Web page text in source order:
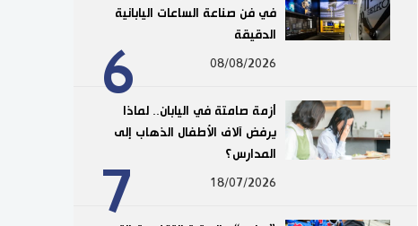
6
في فن صناعة الساعات اليابانية
الدقيقة
08/08/2026
7
أزمة صامتة في اليابان.. لماذا
يرفض آلاف الأطفال الذهاب إلى
المدارس؟
18/07/2026